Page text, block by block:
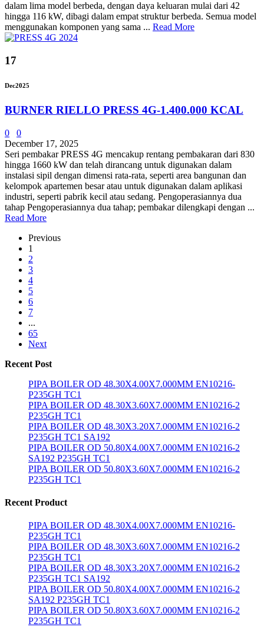
dalam lima model berbeda, dengan daya keluaran mulai dari 42
hingga 116 kW, dibagi dalam empat struktur berbeda. Semua model
menggunakan komponen yang sama ... Read More
17
Dec2025
BURNER RIELLO PRESS 4G-1.400.000 KCAL
0
0
December 17, 2025
Seri pembakar PRESS 4G mencakup rentang pembakaran dari 830
hingga 1660 kW dan telah dirancang untuk digunakan dalam
instalasi sipil dengan dimensi rata-rata, seperti area bangunan dan
kelompok apartemen besar atau untuk digunakan dalam aplikasi
industri, seperti pabrik kecil atau sedang. Pengoperasiannya dua
tahap Pengoperasiannya dua tahap; pembakar dilengkapi dengan ...
Read More
Previous
1
2
3
4
5
6
7
...
65
Next
Recent Post
PIPA BOILER OD 48.30X4.00X7.000MM EN10216-
P235GH TC1
PIPA BOILER OD 48.30X3.60X7.000MM EN10216-2
P235GH TC1
PIPA BOILER OD 48.30X3.20X7.000MM EN10216-2
P235GH TC1 SA192
PIPA BOILER OD 50.80X4.00X7.000MM EN10216-2
SA192 P235GH TC1
PIPA BOILER OD 50.80X3.60X7.000MM EN10216-2
P235GH TC1
Recent Product
PIPA BOILER OD 48.30X4.00X7.000MM EN10216-
P235GH TC1
PIPA BOILER OD 48.30X3.60X7.000MM EN10216-2
P235GH TC1
PIPA BOILER OD 48.30X3.20X7.000MM EN10216-2
P235GH TC1 SA192
PIPA BOILER OD 50.80X4.00X7.000MM EN10216-2
SA192 P235GH TC1
PIPA BOILER OD 50.80X3.60X7.000MM EN10216-2
P235GH TC1